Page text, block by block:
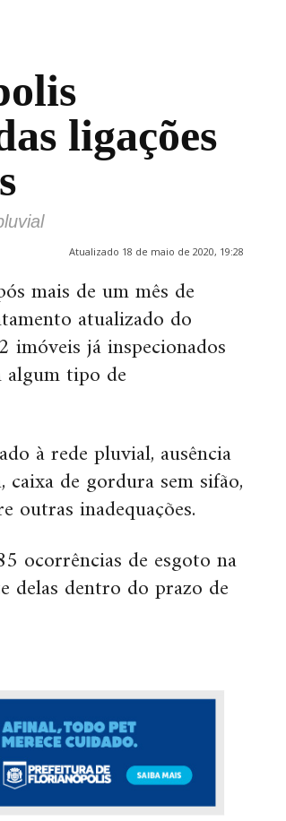
ligações
Atualizado 18 de maio de 2020, 19:28
mais de um mês de
atualizado do
imóveis já inspecionados
tipo de
à rede pluvial, ausência
de gordura sem sifão,
outras inadequações.
ocorrências de esgoto na
delas dentro do prazo de